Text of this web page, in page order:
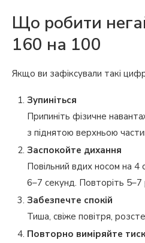
Що робити
160 на 100
Якщо ви зафіксували такі
Зупиніться
Припиніть фізичне
з піднятою верхньою
Заспокойте дихання
Повільний вдих носом на
6–7 секунд. Повторіть 5–7
Забезпечте спокій
Тиша, свіже повітря,
Повторно виміряйте тиск